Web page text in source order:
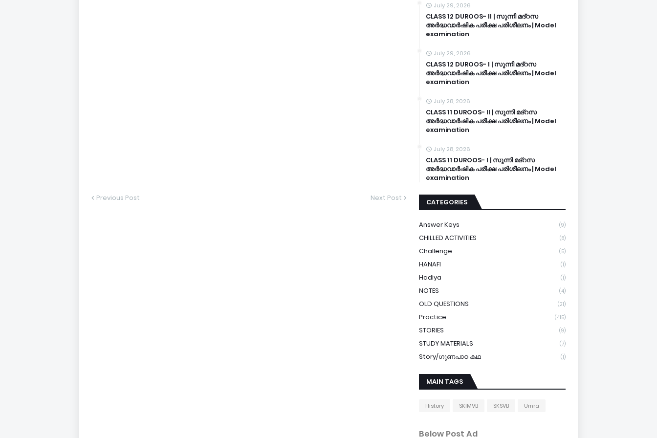
Previous Post Next Post
July 29, 2026
CLASS 12 DUROOS- II | സുന്നി മദ്റസ
അർദ്ധവാർഷിക പരീക്ഷ പരിശീലനം | Model
examination
July 29, 2026
CLASS 12 DUROOS- I | സുന്നി മദ്റസ
അർദ്ധവാർഷിക പരീക്ഷ പരിശീലനം | Model
examination
July 28, 2026
CLASS 11 DUROOS- II | സുന്നി മദ്റസ
അർദ്ധവാർഷിക പരീക്ഷ പരിശീലനം | Model
examination
July 28, 2026
CLASS 11 DUROOS- I | സുന്നി മദ്റസ
അർദ്ധവാർഷിക പരീക്ഷ പരിശീലനം | Model
examination
CATEGORIES
Answer Keys (9)
CHILLED ACTIVITIES (8)
Challenge (5)
HANAFI (1)
Hadiya (1)
NOTES (4)
OLD QUESTIONS (21)
Practice (415)
STORIES (9)
STUDY MATERIALS (7)
Story/ഗുണപാഠ കഥ (1)
MAIN TAGS
History SKIMVB SKSVB Umra
Below Post Ad